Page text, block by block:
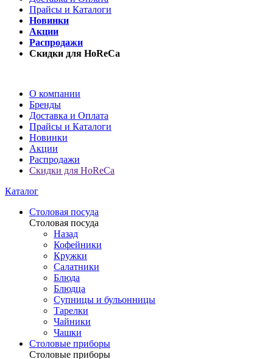
Прайсы и Каталоги
Новинки
Акции
Распродажи
Скидки для HoReCa
О компании
Бренды
Доставка и Оплата
Прайсы и Каталоги
Новинки
Акции
Распродажи
Скидки для HoReCa
Каталог
Столовая посуда
Столовая посуда
Назад
Кофейники
Кружки
Салатники
Блюда
Блюдца
Супницы и бульонницы
Тарелки
Чайники
Чашки
Cтоловые приборы
Cтоловые приборы